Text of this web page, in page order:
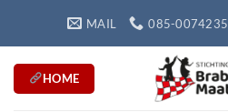
MAIL 085-0074235
HOME